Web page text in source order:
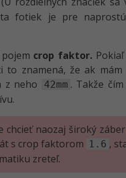
fotiek je pre naprostú
crop faktor.
to znamená, že ak
z neho 42mm . Takže čím
naozaj široký
s crop faktorom 1.6 ,
zreteľ.